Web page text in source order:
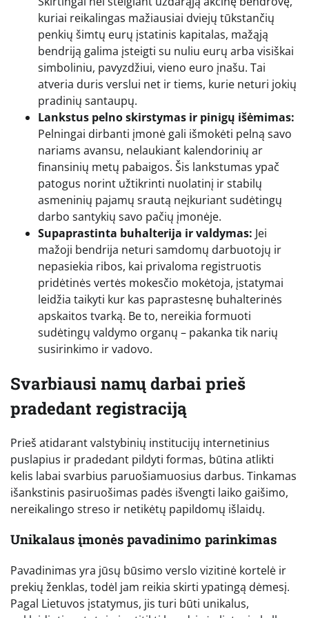
kuriai reikalingas mažiausiai dviejų tūkstančių
penkių šimtų eurų įstatinis kapitalas, mažąją
bendriją galima įsteigti su nuliu eurų arba visiškai
simboliniu, pavyzdžiui, vieno euro įnašu. Tai
atveria duris verslui net ir tiems, kurie neturi jokių
pradinių santaupų.
Lankstus pelno skirstymas ir pinigų išėmimas:
Pelningai dirbanti įmonė gali išmokėti pelną savo
nariams avansu, nelaukiant kalendorinių ar
finansinių metų pabaigos. Šis lankstumas ypač
patogus norint užtikrinti nuolatinį ir stabilų
asmeninių pajamų srautą neįkuriant sudėtingų
darbo santykių savo pačių įmonėje.
Supaprastinta buhalterija ir valdymas: Jei
mažoji bendrija neturi samdomų darbuotojų ir
nepasiekia ribos, kai privaloma registruotis
pridėtinės vertės mokesčio mokėtoja, įstatymai
leidžia taikyti kur kas paprastesnę buhalterinės
apskaitos tvarką. Be to, nereikia formuoti
sudėtingų valdymo organų – pakanka tik narių
susirinkimo ir vadovo.
Svarbiausi namų darbai prieš
pradedant registraciją
Prieš atidarant valstybinių institucijų internetinius
puslapius ir pradedant pildyti formas, būtina atlikti
kelis labai svarbius paruošiamuosius darbus. Tinkamas
išankstinis pasiruošimas padės išvengti laiko gaišimo,
nereikalingo streso ir netikėtų papildomų išlaidų.
Unikalaus įmonės pavadinimo parinkimas
Pavadinimas yra jūsų būsimo verslo vizitinė kortelė ir
prekių ženklas, todėl jam reikia skirti ypatingą dėmesį.
Pagal Lietuvos įstatymus, jis turi būti unikalus,